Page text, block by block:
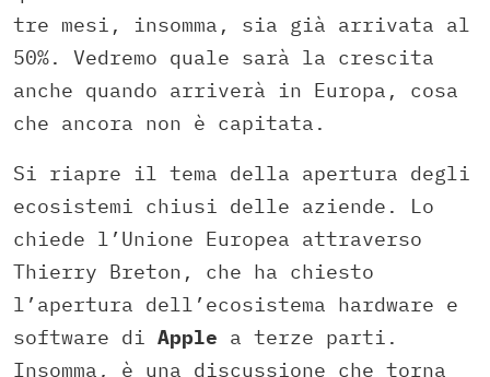
tre mesi, insomma, sia già arrivata al
50%. Vedremo quale sarà la crescita
anche quando arriverà in Europa, cosa
che ancora non è capitata.
Si riapre il tema della apertura degli
ecosistemi chiusi delle aziende. Lo
chiede l’Unione Europea attraverso
Thierry Breton, che ha chiesto
l’apertura dell’ecosistema hardware e
software di Apple a terze parti.
Insomma, è una discussione che torna